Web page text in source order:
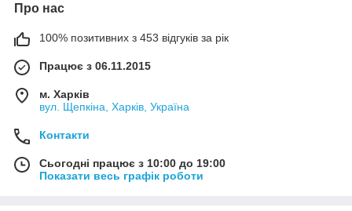
Про нас
100% позитивних з 453 відгуків за рік
Працює з 06.11.2015
м. Харків
вул. Щепкіна, Харків, Україна
Контакти
Сьогодні працює з 10:00 до 19:00
Показати весь графік роботи